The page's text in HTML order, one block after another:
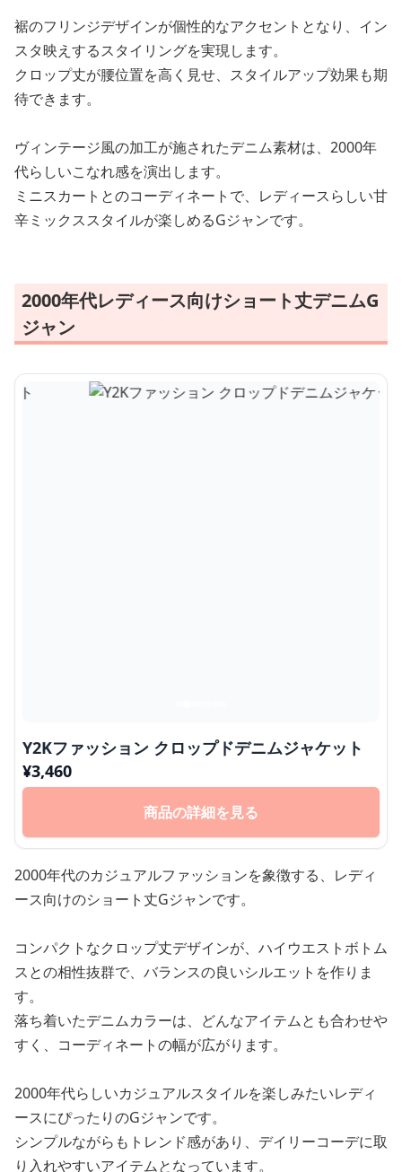
裾のフリンジデザインが個性的なアクセントとなり、イン
スタ映えするスタイリングを実現します。
クロップ丈が腰位置を高く見せ、スタイルアップ効果も期
待できます。
ヴィンテージ風の加工が施されたデニム素材は、2000年
代らしいこなれ感を演出します。
ミニスカートとのコーディネートで、レディースらしい甘
辛ミックススタイルが楽しめるGジャンです。
2000年代レディース向けショート丈デニムG
ジャン
Y2Kファッション クロップドデニムジャケット
¥3,460
商品の詳細を見る
2000年代のカジュアルファッションを象徴する、レディ
ース向けのショート丈Gジャンです。
コンパクトなクロップ丈デザインが、ハイウエストボトム
スとの相性抜群で、バランスの良いシルエットを作りま
す。
落ち着いたデニムカラーは、どんなアイテムとも合わせや
すく、コーディネートの幅が広がります。
2000年代らしいカジュアルスタイルを楽しみたいレディ
ースにぴったりのGジャンです。
シンプルながらもトレンド感があり、デイリーコーデに取
り入れやすいアイテムとなっています。